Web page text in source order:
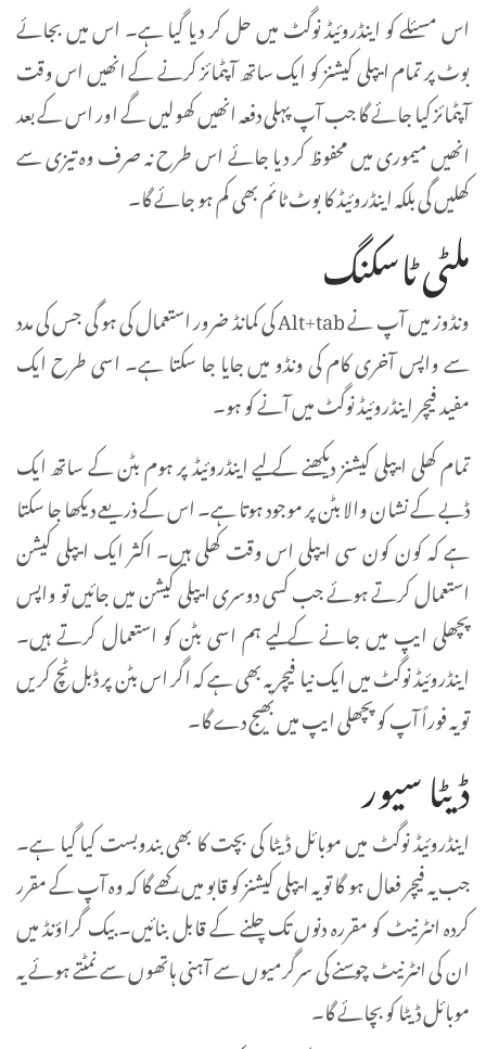
اس مسئلے کو اینڈروئیڈ نوگٹ میں حل کر دیا گیا ہے۔ اس میں بجائے
بوٹ پر تمام ایپلی کیشنز کو ایک ساتھ آپٹمائز کرنے کے انھیں اس وقت
آپٹمائز کیا جائے گا جب آپ پہلی دفعہ انھیں کھولیں گے اور اس کے بعد
انھیں میموری میں محفوظ کر دیا جائے اس طرح نہ صرف وہ تیزی سے
کھلیں گی بلکہ اینڈروئیڈ کا بوٹ ٹائم بھی کم ہو جائے گا۔
ملٹی ٹاسکنگ
ونڈوز میں آپ نے Alt+tab کی کمانڈ ضرور استعمال کی ہو گی جس کی مدد
سے واپس آخری کام کی ونڈو میں جایا جا سکتا ہے۔ اسی طرح ایک
مفید فیچر اینڈروئیڈ نوگٹ میں آنے کو ہو۔
تمام کھلی ایپلی کیشنز دیکھنے کے لیے اینڈروئیڈ پر ہوم بٹن کے ساتھ ایک
ڈبے کے نشان والا بٹن پر موجود ہوتا ہے۔ اس کے ذریعے دیکھا جا سکتا
ہے کہ کون کون سی ایپلی اس وقت کھلی ہیں۔ اکثر ایک ایپلی کیشن
استعمال کرتے ہوئے جب کسی دوسری ایپلی کیشن میں جائیں تو واپس
پچھلی ایپ میں جانے کے لیے ہم اسی بٹن کو استعمال کرتے ہیں۔
اینڈروئیڈ نوگٹ میں ایک نیا فیچر یہ بھی ہے کہ اگر اس بٹن پر ڈبل ٹچ کریں
تو یہ فوراً آپ کو پچھلی ایپ میں بھیج دے گا۔
ڈیٹا سیور
اینڈروئیڈ نوگٹ میں موبائل ڈیٹا کی بچت کا بھی بندوبست کیا گیا ہے۔
جب یہ فیچر فعال ہو گا تو یہ ایپلی کیشنز کو قابو میں رکھے گا کہ وہ آپ کے مقرر
کردہ انٹرنیٹ کو مقررہ دنوں تک چلنے کے قابل بنائیں۔ بیک گراؤنڈ میں
ان کی انٹرنیٹ چوسنے کی سرگرمیوں سے آہنی ہاتھوں سے نمٹتے ہوئے یہ
موبائل ڈیٹا کو بچائے گا۔